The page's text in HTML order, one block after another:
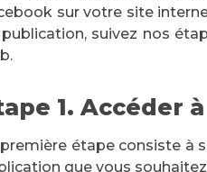
sur votre site
suivez nos
1. Accéder
première étape consiste à
que vous